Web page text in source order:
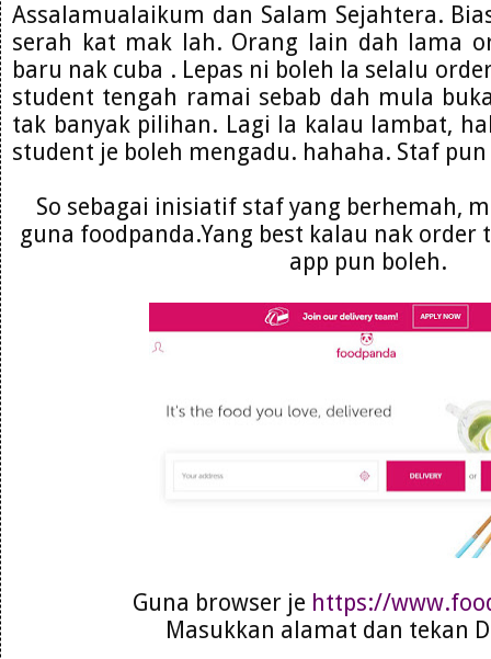
Assalamualaikum dan Salam Sejahtera.
serah kat mak lah. Orang lain dah lama
baru nak cuba . Lepas ni boleh la selalu
student tengah ramai sebab dah mula
tak banyak pilihan. Lagi la kalau lambat,
student je boleh mengadu. hahaha. Staf
So sebagai inisiatif staf yang berhemah,
guna foodpanda.Yang best kalau nak
app pun boleh.
Guna browser je https://
Masukkan alamat dan tekan